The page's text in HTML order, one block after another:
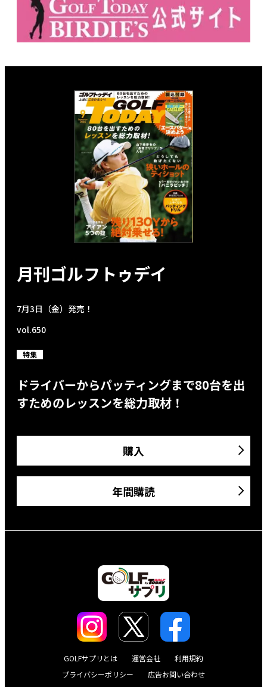
月刊ゴルフトゥデイ
7月3日（金）発売！
vol.650
特集
ドライバーからパッティングまで80台を出
すためのレッスンを総力取材！
購入
年間購読
GOLFサプリとは 運営会社
利用規約
プライバシーポリシー
広告お問い合わせ